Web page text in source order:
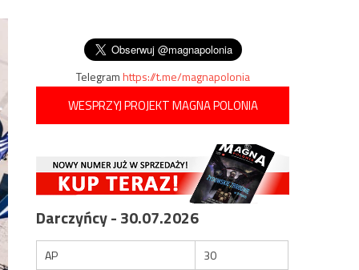
Telegramhttps://t.me/magnapolonia
WESPRZYJ PROJEKT MAGNA POLONIA
Darczyńcy - 30.07.2026
AP
30